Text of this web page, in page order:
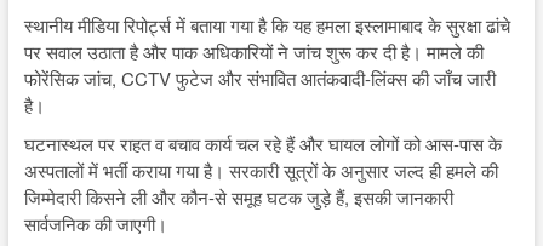
स्थानीय मीडिया रिपोर्ट्स में बताया गया है कि यह हमला इस्लामाबाद के सुरक्षा ढांचे
पर सवाल उठाता है और पाक अधिकारियों ने जांच शुरू कर दी है। मामले की
फोरेंसिक जांच, CCTV फुटेज और संभावित आतंकवादी-लिंक्स की जाँच जारी
है।
घटनास्थल पर राहत व बचाव कार्य चल रहे हैं और घायल लोगों को आस-पास के
अस्पतालों में भर्ती कराया गया है। सरकारी सूत्रों के अनुसार जल्द ही हमले की
जिम्मेदारी किसने ली और कौन-से समूह घटक जुड़े हैं, इसकी जानकारी
सार्वजनिक की जाएगी।